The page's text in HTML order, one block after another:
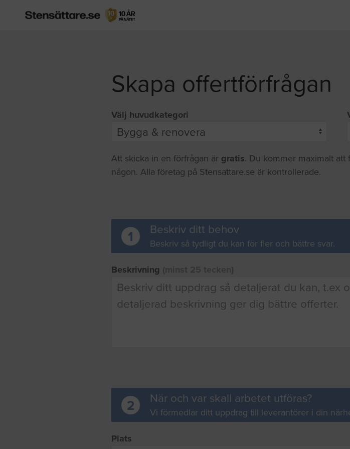
Skapa offertförfrågan
Välj huvudkategori
Att skicka in en förfrågan är gratis. Du kommer maximalt
någon. Alla företag på Stensattare.se är kontrollerade.
1 Beskriv ditt behov
Beskriv så tydligt du kan för fler och bättre svar.
Beskrivning
2 När och var skall arbetet utföras?
Vi förmedlar ditt uppdrag till leverantörer i din
Plats